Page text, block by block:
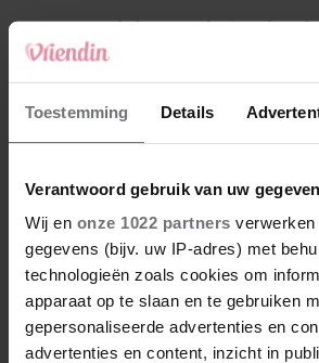
Toestemming Details
Verantwoord gebruik van uw
Wij en onze 1022 partners verwerken
gegevens (bijv. uw IP-adres) met
technologieën zoals cookies om
apparaat op te slaan en te gebruiken
gepersonaliseerde advertenties en
advertenties en content, inzicht in
4 Makelaar Mandy: ‘Een
Een foto. Mijn lijf reageert’
5 Makelaar Mandy:
Hij sprak eng kalm’
Nieuw